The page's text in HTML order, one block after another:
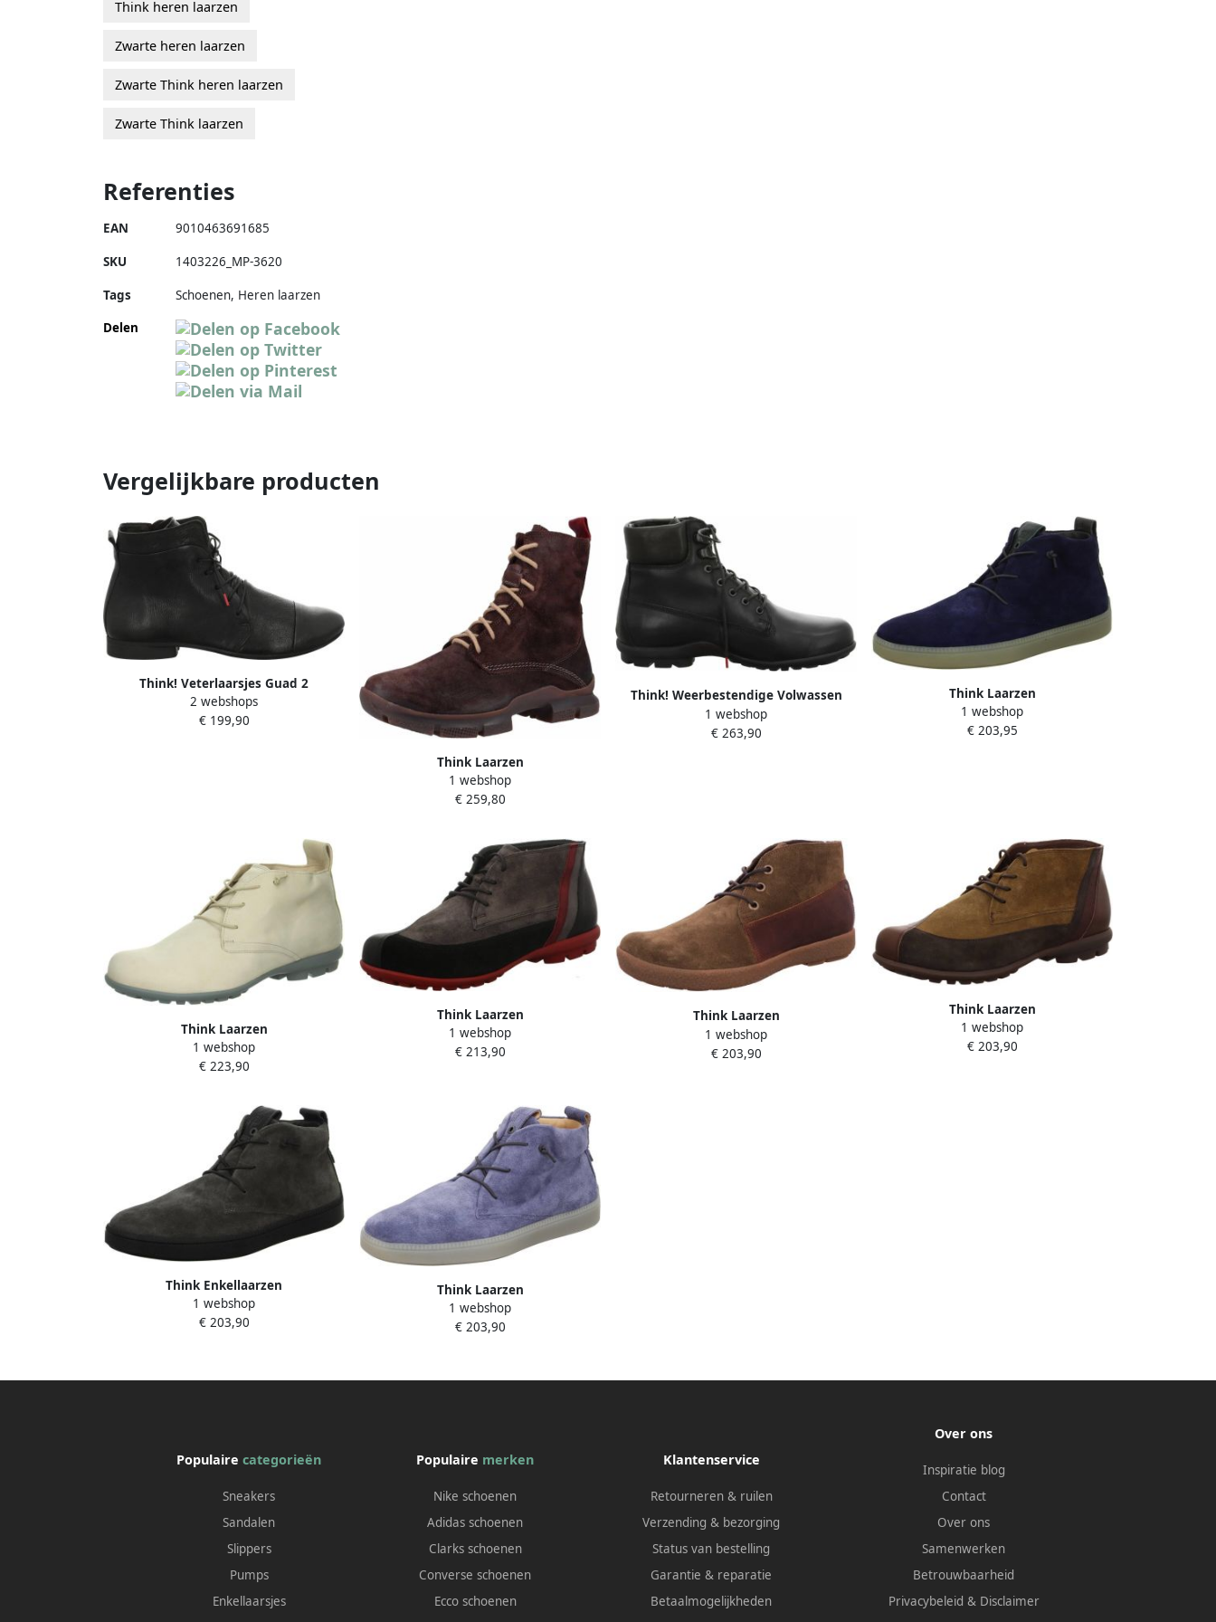
Think heren laarzen
Zwarte heren laarzen
Zwarte Think heren laarzen
Zwarte Think laarzen
Referenties
EAN 9010463691685
SKU 1403226_MP-3620
Tags
Schoenen, Heren laarzen
Delen
Vergelijkbare producten
Think! Veterlaarsjes Guad 2
Comfortschoen vrijetijdsschoen in
tijdloos ontwerp
2 webshops
€ 199,90
Think Laarzen
1 webshop
€ 259,80
Think! Weerbestendige Volwassen
Laarzen
1 webshop
€ 263,90
Think Laarzen
1 webshop
€ 203,95
Think Laarzen
1 webshop
€ 223,90
Think Laarzen
1 webshop
€ 213,90
Think Laarzen
1 webshop
€ 203,90
Think Laarzen
1 webshop
€ 203,90
Think Enkellaarzen
1 webshop
€ 203,90
Think Laarzen
1 webshop
€ 203,90
Populairecategorieën
Sneakers
Sandalen
Slippers
Pumps
Enkellaarsjes
Populaire merken
Nike schoenen
Adidas schoenen
Clarks schoenen
Converse schoenen
Ecco schoenen
Klantenservice
Retourneren & ruilen
Verzending & bezorging
Status van bestelling
Garantie & reparatie
Betaalmogelijkheden
Over ons
Inspiratie blog
Contact
Over ons
Samenwerken
Betrouwbaarheid
Privacybeleid & Disclaimer